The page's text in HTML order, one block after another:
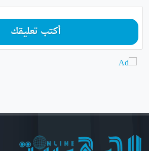
أكتب تعليقك